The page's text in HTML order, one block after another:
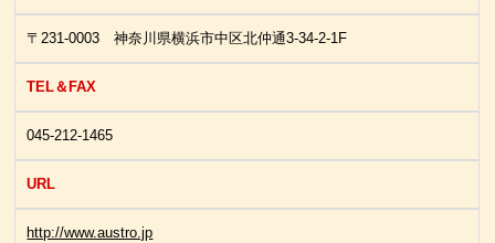
〒231-0003 神奈川県横浜市中区北仲通3-34-2-1F
TEL＆FAX
045-212-1465
URL
http://www.austro.jp